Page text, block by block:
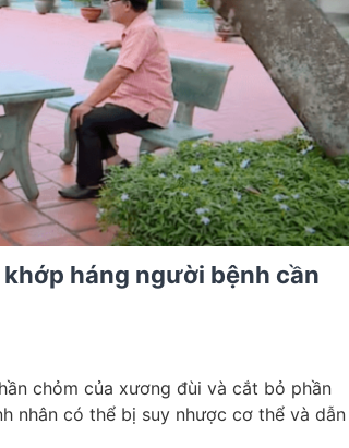
háng người bệnh cần
chỏm của xương đùi và cắt bỏ phần
nhân có thể bị suy nhược cơ thể và dẫn